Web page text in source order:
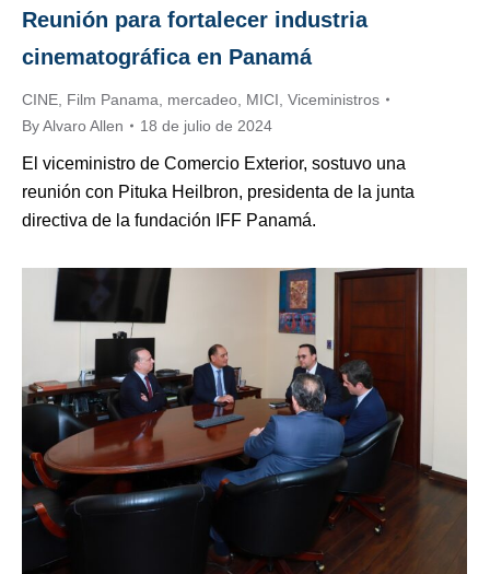
Reunión para fortalecer industria
cinematográfica en Panamá
CINE Film Panama mercadeo MICI Viceministros
ByAlvaro Allen 18 de julio de 2024
El viceministro de Comercio Exterior, sostuvo una
reunión con Pituka Heilbron, presidenta de la junta
directiva de la fundación IFF Panamá.